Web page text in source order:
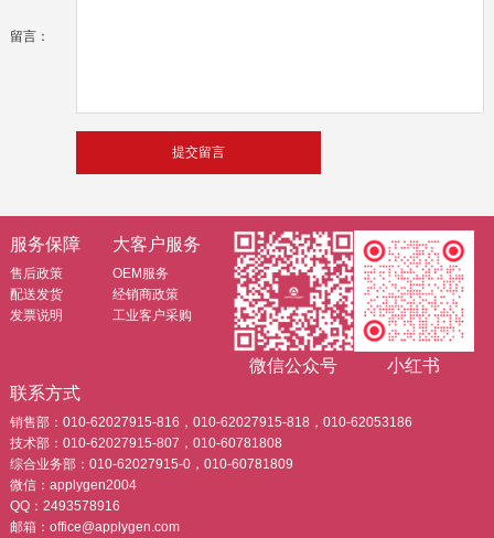
留言：
服务保障
售后政策
配送发货
发票说明
大客户服务
OEM服务
经销商政策
工业客户采购
微信公众号
小红书
联系方式
销售部：010-62027915-816，010-62027915-818，010-62053186
技术部：010-62027915-807，010-60781808
综合业务部：010-62027915-0，010-60781809
微信：applygen2004
QQ：2493578916
邮箱：office@applygen.com